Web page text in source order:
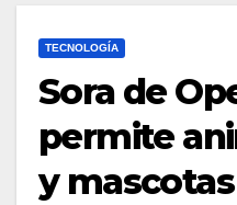
TECNOLOGÍA
Sora de
permite
y mascotas